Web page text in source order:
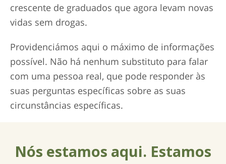
crescente de graduados que agora levam novas
vidas sem drogas.
Providenciámos aqui o máximo de informações
possível. Não há nenhum substituto para falar
com uma pessoa real, que pode responder às
suas perguntas específicas sobre as suas
circunstâncias específicas.
Nós estamos aqui. Estamos